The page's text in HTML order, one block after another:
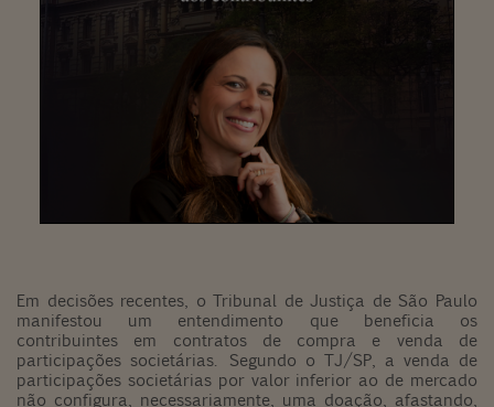
Em decisões recentes, o Tribunal de Justiça de São Paulo
manifestou um entendimento que beneficia os
contribuintes em contratos de compra e venda de
participações societárias. Segundo o TJ/SP, a venda de
participações societárias por valor inferior ao de mercado
não configura, necessariamente, uma doação, afastando,